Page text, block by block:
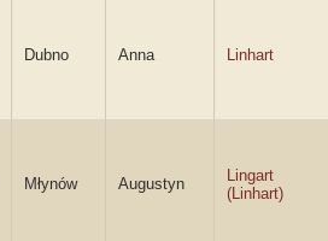
Dubno Anna Linhart
Młynów Augustyn
Lingart
(Linhart)